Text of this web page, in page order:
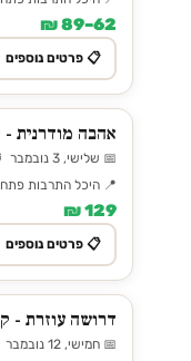
62–89 ₪
📋 פרטים נוספים
אהבה מודרנית
📅 שלישי, 3 נובמבר ⏰ 20:30
📍 היכל התרבות פתח
129 ₪
📋 פרטים נוספים
דרושה עוזרת -
📅 חמישי, 12 נובמבר ⏰ 20:30